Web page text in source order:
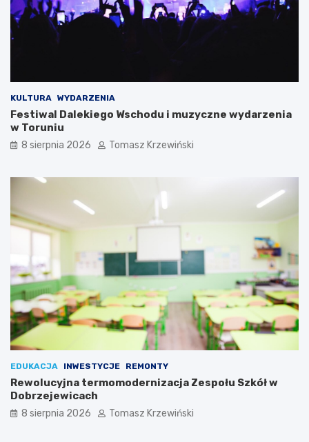
KULTURA WYDARZENIA
Festiwal Dalekiego Wschodu i muzyczne wydarzenia
w Toruniu
8 sierpnia 2026 Tomasz Krzewiński
EDUKACJA INWESTYCJE REMONTY
Rewolucyjna termomodernizacja Zespołu Szkół w
Dobrzejewicach
8 sierpnia 2026 Tomasz Krzewiński